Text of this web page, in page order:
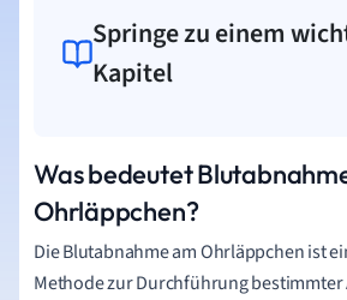
Springe zu einem
Kapitel
Was bedeutet
Ohrläppchen?
Die Blutabnahme am Ohrläppchen ist
Methode zur Durchführung bestimmter